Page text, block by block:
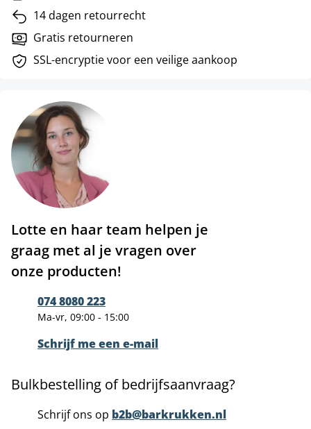
14 dagen retourrecht
Gratis retourneren
SSL-encryptie voor een veilige aankoop
Lotte en haar team helpen je
graag met al je vragen over
onze producten!
074 8080 223
Ma-vr, 09:00 - 15:00
Schrijf me een e-mail
Bulkbestelling of bedrijfsaanvraag?
Schrijf ons op b2b@barkrukken.nl